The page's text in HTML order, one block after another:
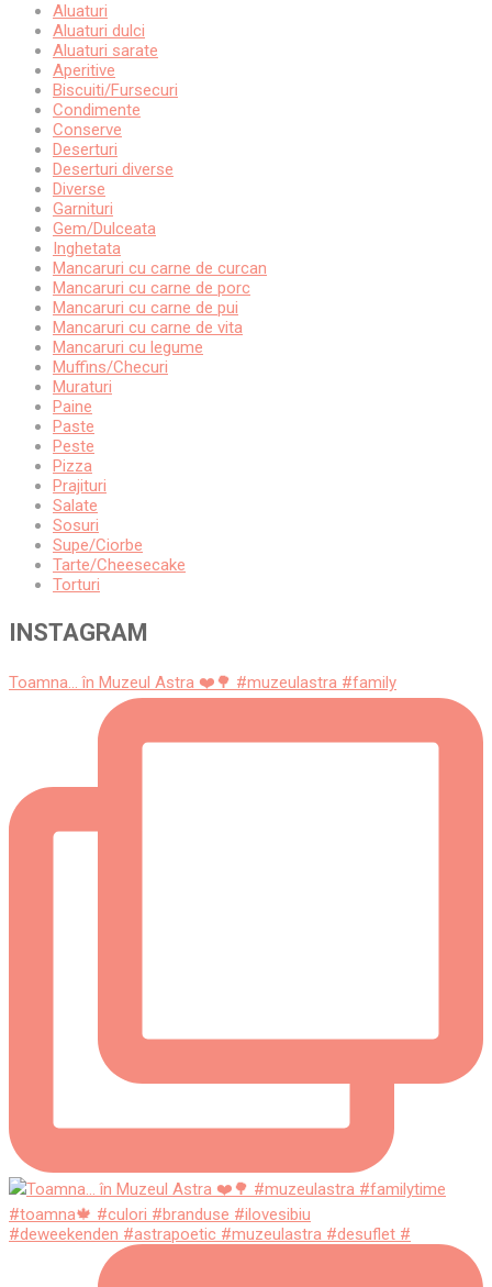
Aluaturi
Aluaturi dulci
Aluaturi sarate
Aperitive
Biscuiti/Fursecuri
Condimente
Conserve
Deserturi
Deserturi diverse
Diverse
Garnituri
Gem/Dulceata
Inghetata
Mancaruri cu carne de curcan
Mancaruri cu carne de porc
Mancaruri cu carne de pui
Mancaruri cu carne de vita
Mancaruri cu legume
Muffins/Checuri
Muraturi
Paine
Paste
Peste
Pizza
Prajituri
Salate
Sosuri
Supe/Ciorbe
Tarte/Cheesecake
Torturi
INSTAGRAM
Toamna... în Muzeul Astra ❤️🌳 #muzeulastra #family
#deweekenden #astrapoetic #muzeulastra #desuflet #